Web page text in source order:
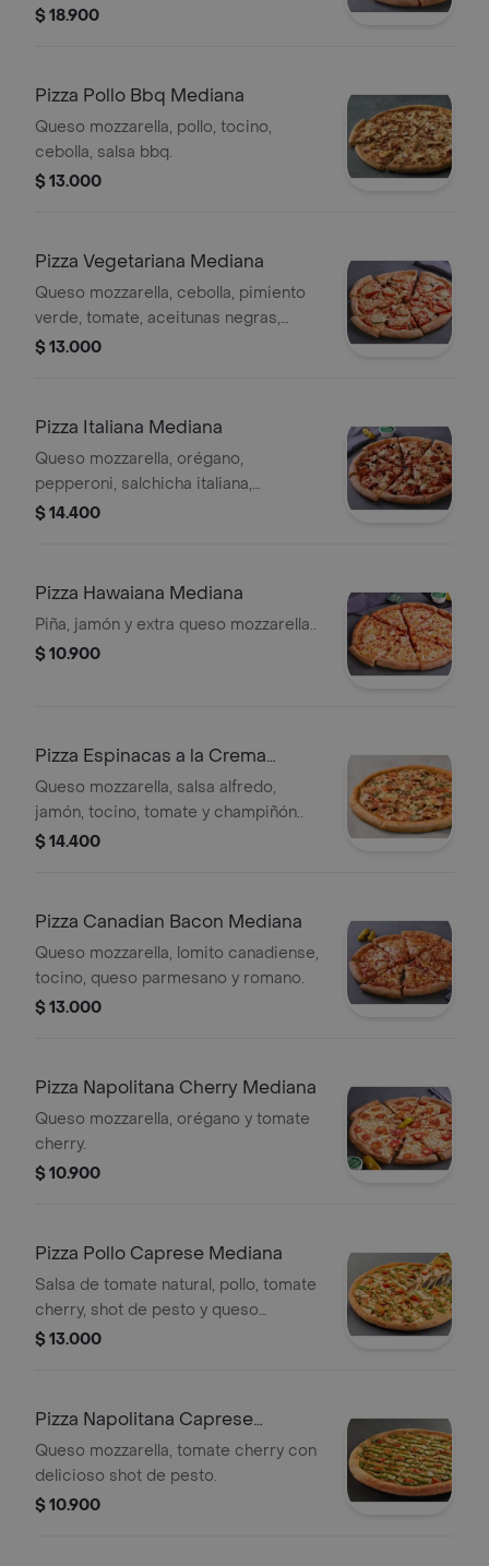
verde, aceitunas negras, champiñón,
$ 18.900
Pizza Pollo Bbq Mediana
Queso mozzarella, pollo, tocino,
cebolla, salsa bbq.
$ 13.000
Pizza Vegetariana Mediana
Queso mozzarella, cebolla, pimiento
verde, tomate, aceitunas negras,
champiñon.
$ 13.000
Pizza Italiana Mediana
Queso mozzarella, orégano,
pepperoni, salchicha italiana,
aceitunas negras, champiñón.
$ 14.400
Pizza Hawaiana Mediana
Piña, jamón y extra queso mozzarella..
$ 10.900
Pizza Espinacas a la Crema
Mediana
Queso mozzarella, salsa alfredo,
jamón, tocino, tomate y champiñón..
$ 14.400
Pizza Canadian Bacon Mediana
Queso mozzarella, lomito canadiense,
tocino, queso parmesano y romano.
$ 13.000
Pizza Napolitana Cherry Mediana
Queso mozzarella, orégano y tomate
cherry.
$ 10.900
Pizza Pollo Caprese Mediana
Salsa de tomate natural, pollo, tomate
cherry, shot de pesto y queso
mozzarella.
$ 13.000
Pizza Napolitana Caprese
Mediana
Queso mozzarella, tomate cherry con
delicioso shot de pesto.
$ 10.900